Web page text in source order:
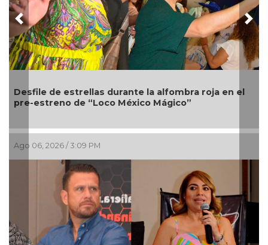
Melanie Martinez, la cantante que presentará su
gira Hades: The Sacrifice en México
Ago 03, 2026 / 11:05 AM
Previous